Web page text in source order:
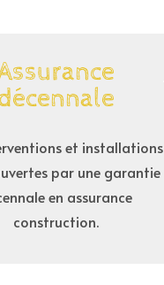
et installations
par une garantie
en assurance
construction.